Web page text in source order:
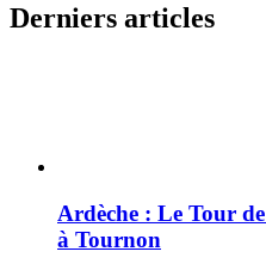
Derniers articles
Ardèche : Le Tour
à Tournon